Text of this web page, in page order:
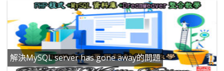
解決MySQL server has gone away的問題